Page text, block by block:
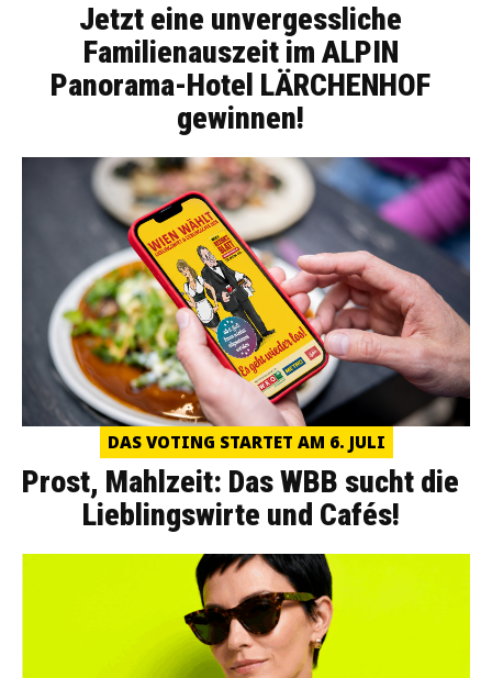
Jetzt eine unvergessliche
Familienauszeit im ALPIN
Panorama-Hotel LÄRCHENHOF
gewinnen!
DAS VOTING STARTET AM 6. JULI
Prost, Mahlzeit: Das WBB sucht die
Lieblingswirte und Cafés!